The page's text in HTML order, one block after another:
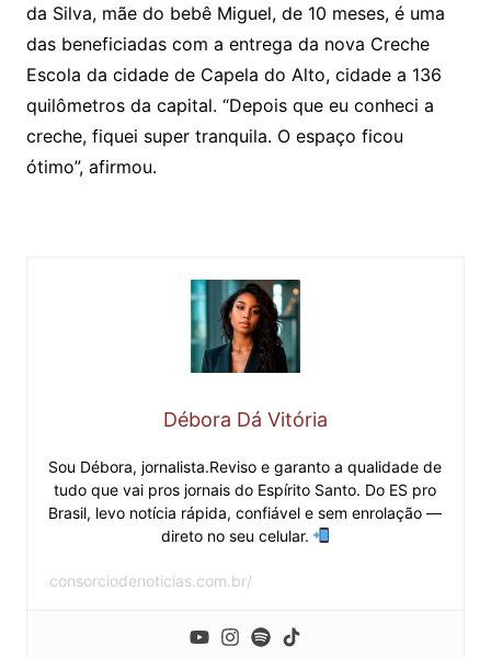
da Silva, mãe do bebê Miguel, de 10 meses, é uma
das beneficiadas com a entrega da nova Creche
Escola da cidade de Capela do Alto, cidade a 136
quilômetros da capital. “Depois que eu conheci a
creche, fiquei super tranquila. O espaço ficou
ótimo”, afirmou.
Débora Dá Vitória
Sou Débora, jornalista.Reviso e garanto a qualidade de
tudo que vai pros jornais do Espírito Santo. Do ES pro
Brasil, levo notícia rápida, confiável e sem enrolação —
direto no seu celular.
consorciodenoticias.com.br/